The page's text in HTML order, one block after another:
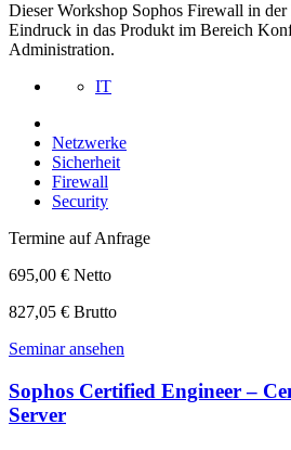
Dieser Workshop Sophos Firewall in
Eindruck in das Produkt im Bereich
Administration.
IT
Netzwerke
Sicherheit
Firewall
Security
Termine auf Anfrage
695,00 € Netto
827,05 € Brutto
Seminar ansehen
Sophos Certified Engineer –
Server